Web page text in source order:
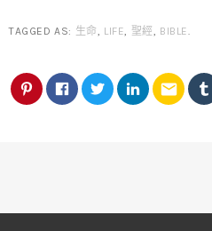
TAGGED AS: 生命, LIFE, 聖經, BIBLE.
email